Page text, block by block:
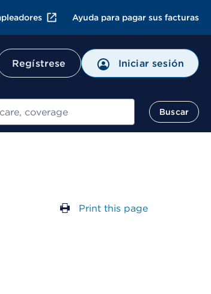
Ayuda para pagar sus facturas
Regístrese Iniciar sesión
Buscar
Print this page